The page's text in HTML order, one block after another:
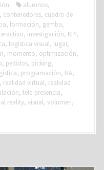
alumnos,
, contenedores, cuadro de
, formación, gemba,
, investigación, KPI,
, logística visual, lugar,
, momento, optimización,
, pedidos, picking,
, programación, RA,
, realidad virtual, realidad
, tele-presencia,
reality, visual, volumen,